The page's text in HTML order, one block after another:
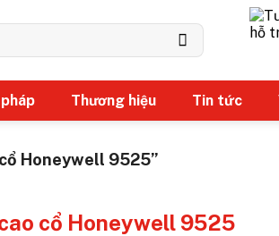
Thương hiệu Tin tức
Honeywell 9525”
cổ Honeywell 9525